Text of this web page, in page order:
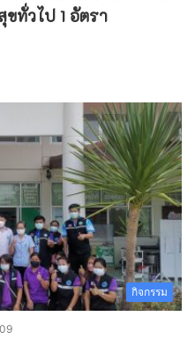
ทั่วไป 1 อัตรา
กิจกรรม